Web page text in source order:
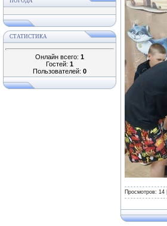
СТАТИСТИКА
Онлайн всего: 1
Гостей: 1
Пользователей: 0
Просмотров: 14